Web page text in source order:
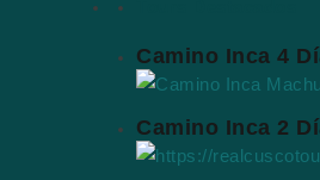
Camino Inca 4
Camino Inca 2